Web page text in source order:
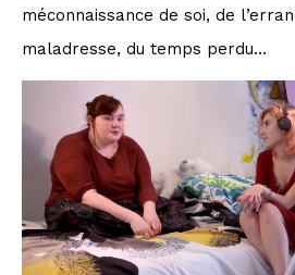
méconnaissance de soi, de
maladresse, du temps perdu…